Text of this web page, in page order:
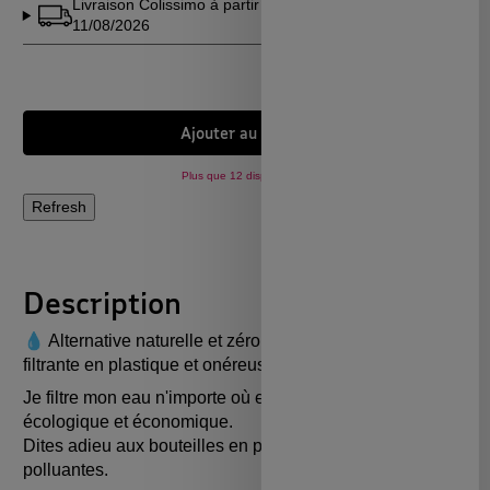
Livraison Colissimo à partir du
11/08/2026
Ajouter au panier
Plus que 12 disponibles !
Description
💧 Alternative naturelle et zéro déchet à la gourdes
filtrante en plastique et onéreuse.
Je filtre mon eau n'importe où et à tout moment ! un geste
écologique et économique.
Dites adieu aux bouteilles en plastique coûteuses et
polluantes.